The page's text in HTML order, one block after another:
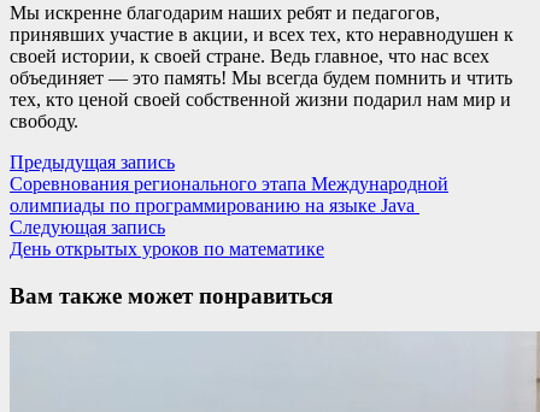
Мы искренне благодарим наших ребят и педагогов,
принявших участие в акции, и всех тех, кто неравнодушен к
своей истории, к своей стране. Ведь главное, что нас всех
объединяет — это память! Мы всегда будем помнить и чтить
тех, кто ценой своей собственной жизни подарил нам мир и
свободу.
Навигация
по
записям
Предыдущая записьПредыдущая
запись:
Соревнования регионального этапа Международной
олимпиады по программированию на языке Java
Следующая записьСледующая
запись:
День открытых уроков по математике
Вам также может понравиться